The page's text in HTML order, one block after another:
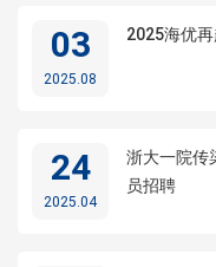
03
2025.08
2025海优
24
2025.04
浙大一院传
员招聘